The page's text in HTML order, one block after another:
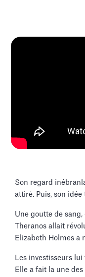
Son regard
attiré. Puis, son idée
Une goutte de
Theranos allait
Elizabeth Holmes a
Les investisseurs
Elle a fait la une